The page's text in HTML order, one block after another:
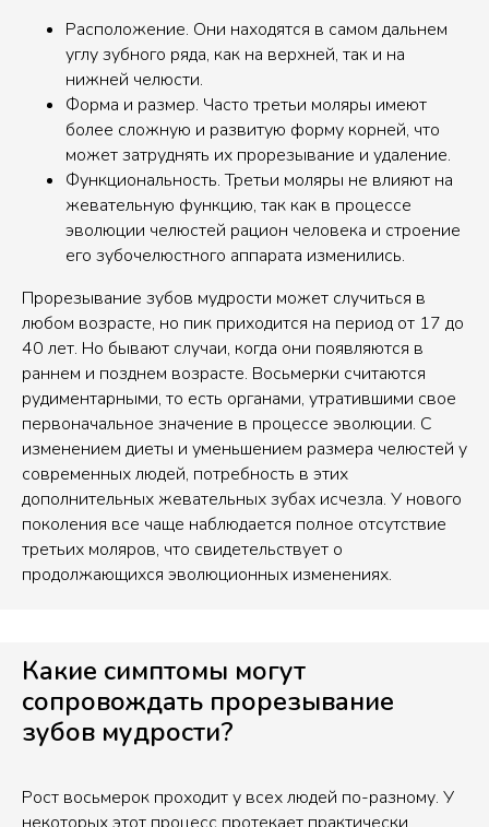
Расположение. Они находятся в самом дальнем
углу зубного ряда, как на верхней, так и на
нижней челюсти.
Форма и размер. Часто третьи моляры имеют
более сложную и развитую форму корней, что
может затруднять их прорезывание и удаление.
Функциональность. Третьи моляры не влияют на
жевательную функцию, так как в процессе
эволюции челюстей рацион человека и строение
его зубочелюстного аппарата изменились.
Прорезывание зубов мудрости может случиться в
любом возрасте, но пик приходится на период от 17 до
40 лет. Но бывают случаи, когда они появляются в
раннем и позднем возрасте. Восьмерки считаются
рудиментарными, то есть органами, утратившими свое
первоначальное значение в процессе эволюции. С
изменением диеты и уменьшением размера челюстей у
современных людей, потребность в этих
дополнительных жевательных зубах исчезла. У нового
поколения все чаще наблюдается полное отсутствие
третьих моляров, что свидетельствует о
продолжающихся эволюционных изменениях.
Какие симптомы могут
сопровождать прорезывание
зубов мудрости?
Рост восьмерок проходит у всех людей по-разному. У